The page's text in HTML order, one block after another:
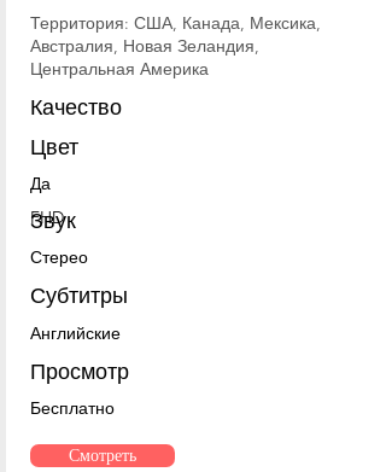
Территория: США, Канада, Мексика,
Австралия, Новая Зеландия,
Центральная Америка
Качество
Цвет
Да
FHD
Звук
Стерео
Субтитры
Английские
Просмотр
Бесплатно
Смотреть